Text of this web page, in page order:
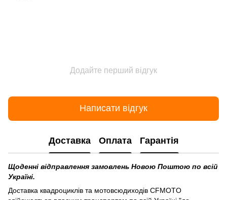
Додайте перший відгук
Написати відгук
Доставка Оплата Гарантія
Щоденні відправлення замовлень Новою Поштою по всій
Україні.
Доставка квадроциклів та мотовсюдиходів CFMOTO